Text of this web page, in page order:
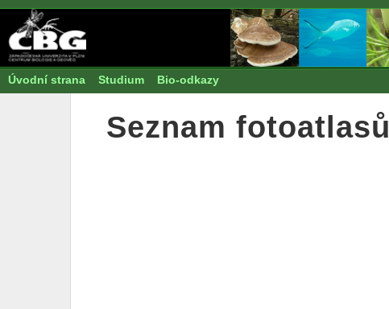
Úvodní strana Studium Bio-odkazy
Seznam fotoatlasů